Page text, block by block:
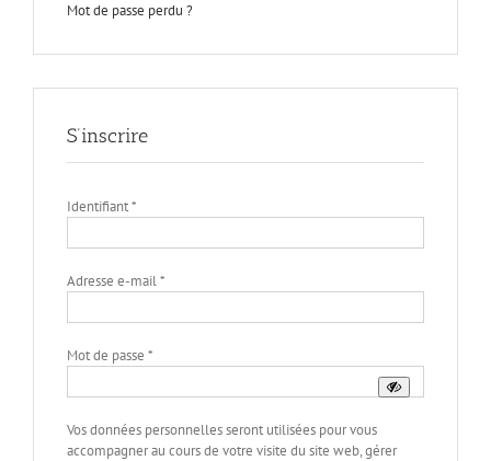
Mot de passe perdu ?
S’inscrire
Identifiant*
Adresse e-mail*
Mot de passe *
Vos données personnelles seront utilisées pour vous
accompagner au cours de votre visite du site web, gérer